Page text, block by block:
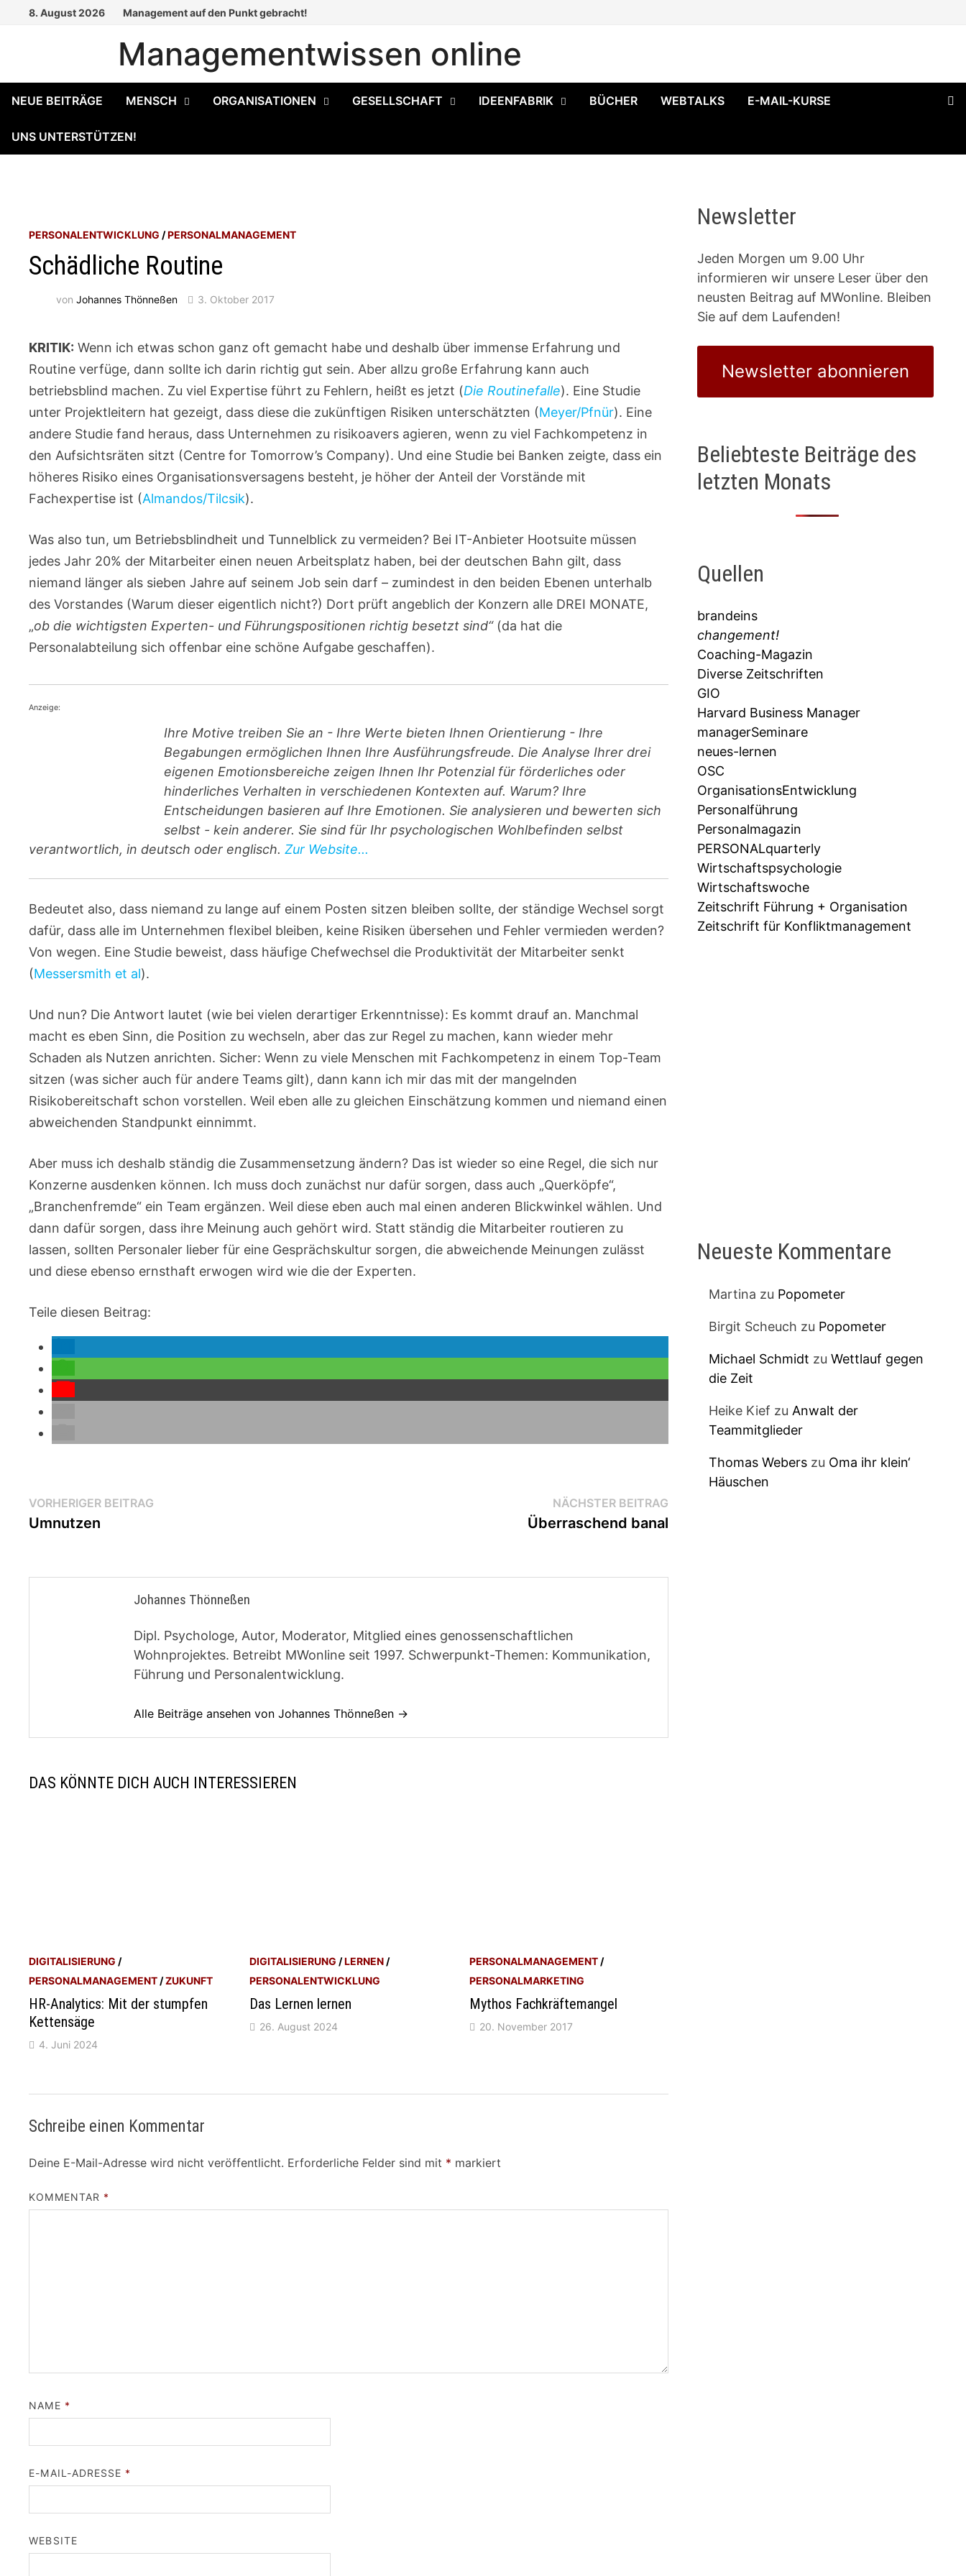
8. August 2026 Management auf den Punkt gebracht!
Managementwissen online
NEUE BEITRÄGE MENSCH ORGANISATIONEN GESELLSCHAFT IDEENFABRIK BÜCHER WEBTALKS E-MAIL-KURSE
UNS UNTERSTÜTZEN!
PERSONALENTWICKLUNG /PERSONALMANAGEMENT
Schädliche Routine
vonJohannes Thönneßen 3. Oktober 2017
KRITIK: Wenn ich etwas schon ganz oft gemacht habe und deshalb über immense Erfahrung und
Routine verfüge, dann sollte ich darin richtig gut sein. Aber allzu große Erfahrung kann auch
betriebsblind machen. Zu viel Expertise führt zu Fehlern, heißt es jetzt (Die Routinefalle). Eine Studie
unter Projektleitern hat gezeigt, dass diese die zukünftigen Risiken unterschätzten (Meyer/Pfnür). Eine
andere Studie fand heraus, dass Unternehmen zu risikoavers agieren, wenn zu viel Fachkompetenz in
den Aufsichtsräten sitzt (Centre for Tomorrow’s Company). Und eine Studie bei Banken zeigte, dass ein
höheres Risiko eines Organisationsversagens besteht, je höher der Anteil der Vorstände mit
Fachexpertise ist (Almandos/Tilcsik).
Was also tun, um Betriebsblindheit und Tunnelblick zu vermeiden? Bei IT-Anbieter Hootsuite müssen
jedes Jahr 20% der Mitarbeiter einen neuen Arbeitsplatz haben, bei der deutschen Bahn gilt, dass
niemand länger als sieben Jahre auf seinem Job sein darf – zumindest in den beiden Ebenen unterhalb
des Vorstandes (Warum dieser eigentlich nicht?) Dort prüft angeblich der Konzern alle DREI MONATE,
„ob die wichtigsten Experten- und Führungspositionen richtig besetzt sind“(da hat die
Personalabteilung sich offenbar eine schöne Aufgabe geschaffen).
Anzeige:
Ihre Motive treiben Sie an - Ihre Werte bieten Ihnen Orientierung - Ihre
Begabungen ermöglichen Ihnen Ihre Ausführungsfreude. Die Analyse Ihrer drei
eigenen Emotionsbereiche zeigen Ihnen Ihr Potenzial für förderliches oder
hinderliches Verhalten in verschiedenen Kontexten auf. Warum? Ihre
Entscheidungen basieren auf Ihre Emotionen. Sie analysieren und bewerten sich
selbst - kein anderer. Sie sind für Ihr psychologischen Wohlbefinden selbst
verantwortlich, in deutsch oder englisch.Zur Website...
Bedeutet also, dass niemand zu lange auf einem Posten sitzen bleiben sollte, der ständige Wechsel sorgt
dafür, dass alle im Unternehmen flexibel bleiben, keine Risiken übersehen und Fehler vermieden werden?
Von wegen. Eine Studie beweist, dass häufige Chefwechsel die Produktivität der Mitarbeiter senkt
(Messersmith et al).
Und nun? Die Antwort lautet (wie bei vielen derartiger Erkenntnisse): Es kommt drauf an. Manchmal
macht es eben Sinn, die Position zu wechseln, aber das zur Regel zu machen, kann wieder mehr
Schaden als Nutzen anrichten. Sicher: Wenn zu viele Menschen mit Fachkompetenz in einem Top-Team
sitzen (was sicher auch für andere Teams gilt), dann kann ich mir das mit der mangelnden
Risikobereitschaft schon vorstellen. Weil eben alle zu gleichen Einschätzung kommen und niemand einen
abweichenden Standpunkt einnimmt.
Aber muss ich deshalb ständig die Zusammensetzung ändern? Das ist wieder so eine Regel, die sich nur
Konzerne ausdenken können. Ich muss doch zunächst nur dafür sorgen, dass auch „Querköpfe“,
„Branchenfremde“ ein Team ergänzen. Weil diese eben auch mal einen anderen Blickwinkel wählen. Und
dann dafür sorgen, dass ihre Meinung auch gehört wird. Statt ständig die Mitarbeiter routieren zu
lassen, sollten Personaler lieber für eine Gesprächskultur sorgen, die abweichende Meinungen zulässt
und diese ebenso ernsthaft erwogen wird wie die der Experten.
Teile diesen Beitrag:
Beitragsnavigation
VORHERIGER BEITRAG
Umnutzen
NÄCHSTER BEITRAGNächster
Beitrag:
Überraschend banal
Johannes Thönneßen
Dipl. Psychologe, Autor, Moderator, Mitglied eines genossenschaftlichen
Wohnprojektes. Betreibt MWonline seit 1997. Schwerpunkt-Themen: Kommunikation,
Führung und Personalentwicklung.
Alle Beiträge ansehen von Johannes Thönneßen →
DAS KÖNNTE DICH AUCH INTERESSIEREN
DIGITALISIERUNG /
PERSONALMANAGEMENT /ZUKUNFT
HR-Analytics: Mit der stumpfen
Kettensäge
4. Juni 2024
DIGITALISIERUNG /LERNEN/
PERSONALENTWICKLUNG
Das Lernen lernen
26. August 2024
PERSONALMANAGEMENT /
PERSONALMARKETING
Mythos Fachkräftemangel
20. November 2017
Schreibe einen Kommentar
Deine E-Mail-Adresse wird nicht veröffentlicht. Erforderliche Felder sind mit * markiert
KOMMENTAR *
NAME *
E-MAIL-ADRESSE *
WEBSITE
Newsletter
Jeden Morgen um 9.00 Uhr
informieren wir unsere Leser über den
neusten Beitrag auf MWonline. Bleiben
Sie auf dem Laufenden!
Newsletter abonnieren
Beliebteste Beiträge des
letzten Monats
Quellen
brandeins
changement!
Coaching-Magazin
Diverse Zeitschriften
GIO
Harvard Business Manager
managerSeminare
neues-lernen
OSC
OrganisationsEntwicklung
Personalführung
Personalmagazin
PERSONALquarterly
Wirtschaftspsychologie
Wirtschaftswoche
Zeitschrift Führung + Organisation
Zeitschrift für Konfliktmanagement
Neueste Kommentare
Martina zu Popometer
Birgit Scheuch zu Popometer
Michael Schmidt zu Wettlauf gegen
die Zeit
Heike Kief zu Anwalt der
Teammitglieder
Thomas Weberszu Oma ihr klein‘
Häuschen